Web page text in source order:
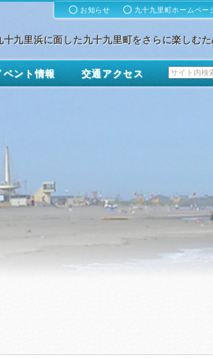
十九里浜に面した九十九里町をさらに楽しむ
お知らせ 九十九里町ホームペー
ベント情報 交通アクセス